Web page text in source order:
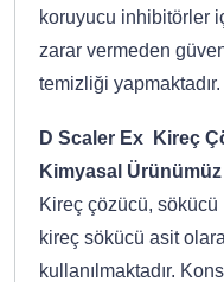
koruyucu inhibitörler
zarar vermeden
temizliği yapmaktadır.
D Scaler Ex Kireç
Kimyasal Ürünümüz
Kireç çözücü,
kireç sökücü asit
kullanılmaktadır.